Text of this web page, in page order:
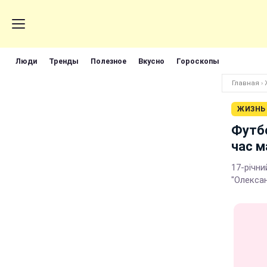
Люди Тренды Полезное Вкусно Гороскопы
Главная ›
ЖИЗНЬ
час
17-